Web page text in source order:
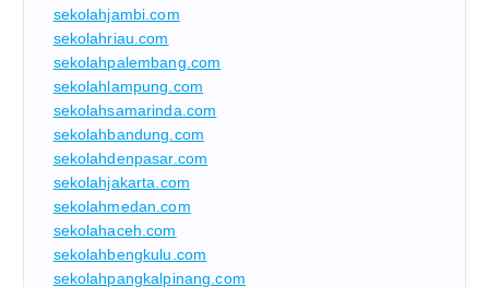
sekolahjambi.com
sekolahriau.com
sekolahpalembang.com
sekolahlampung.com
sekolahsamarinda.com
sekolahbandung.com
sekolahdenpasar.com
sekolahjakarta.com
sekolahmedan.com
sekolahaceh.com
sekolahbengkulu.com
sekolahpangkalpinang.com